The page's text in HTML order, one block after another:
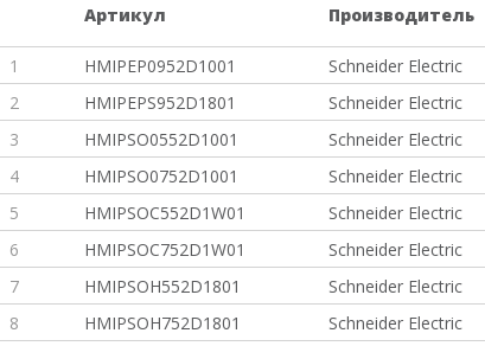
Артикул Производитель
1 HMIPEP0952D1001 Schneider Electric
2 HMIPEPS952D1801 Schneider Electric
3 HMIPSO0552D1001 Schneider Electric
4 HMIPSO0752D1001 Schneider Electric
5 HMIPSOC552D1W01 Schneider Electric
6 HMIPSOC752D1W01 Schneider Electric
7 HMIPSOH552D1801 Schneider Electric
8 HMIPSOH752D1801 Schneider Electric